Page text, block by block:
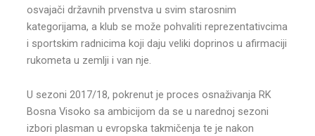
osvajači državnih prvenstva u svim starosnim
kategorijama, a klub se može pohvaliti reprezentativcima
i sportskim radnicima koji daju veliki doprinos u afirmaciji
rukometa u zemlji i van nje.
U sezoni 2017/18, pokrenut je proces osnaživanja RK
Bosna Visoko sa ambicijom da se u narednoj sezoni
izbori plasman u evropska takmičenja te je nakon